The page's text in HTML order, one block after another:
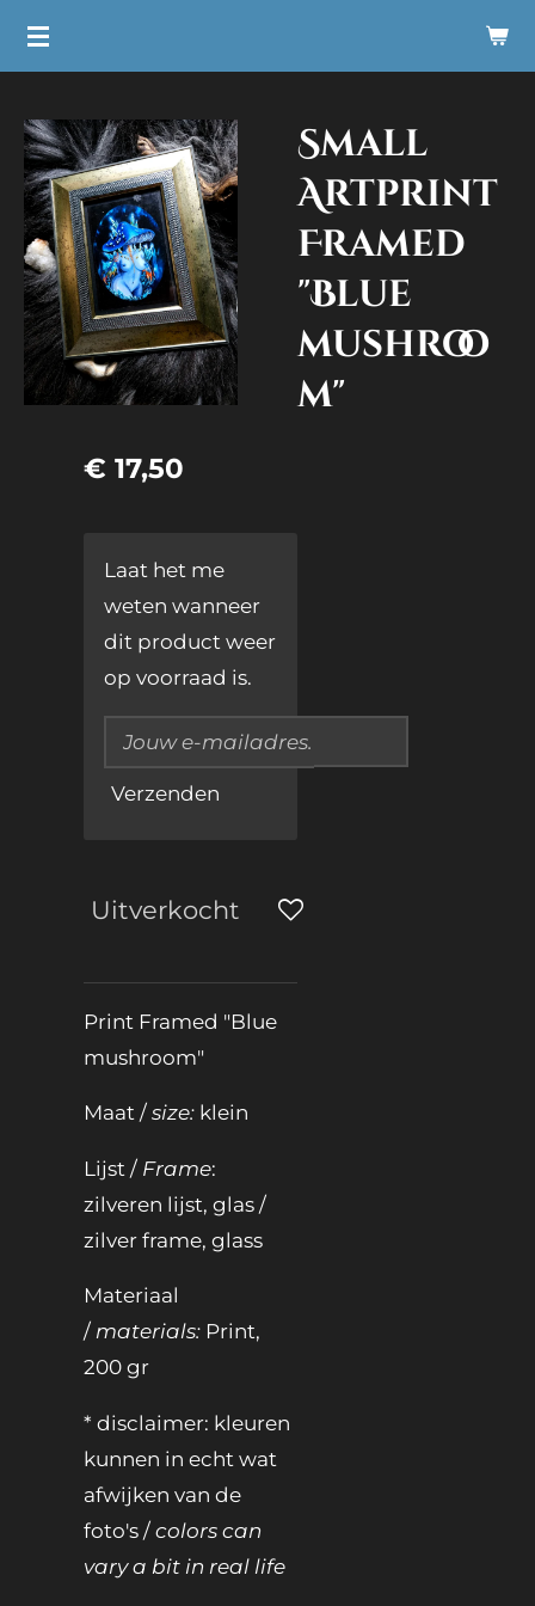
Ga
de
hoofdinhoud
Small
Artprint
Framed
"Blue
mushroo
m"
€ 17,50
Laat het me
weten wanneer
dit product weer
op voorraad is.
Verzenden
Uitverkocht
Print Framed "Blue
mushroom"
Maat / size: klein
Lijst / Frame:
zilveren lijst, glas /
zilver frame, glass
Materiaal
/ materials: Print,
200 gr
* disclaimer: kleuren
kunnen in echt wat
afwijken van de
foto's / colors can
vary a bit in real life